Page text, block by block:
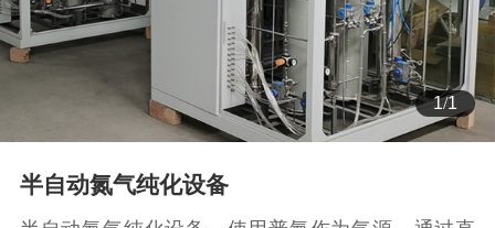
1/1
半自动氮气纯化设备